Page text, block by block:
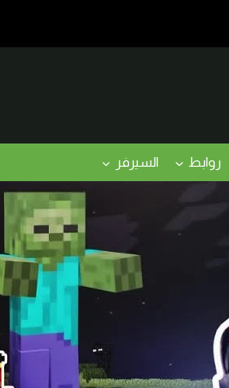
روابط السيرفر